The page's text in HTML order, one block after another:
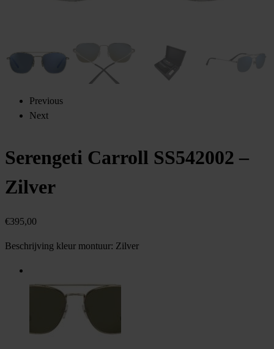
Previous
Next
Serengeti Carroll SS542002 –
Zilver
€395,00
Beschrijving kleur montuur: Zilver